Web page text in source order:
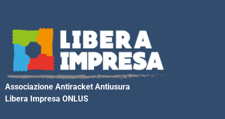
Associazione Antiracket Antiusura
Libera Impresa ONLUS